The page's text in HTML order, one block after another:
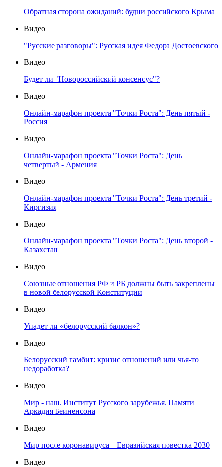
Обратная сторона ожиданий: будни российского Крыма
Видео
"Русские разговоры": Русская идея Федора Достоевского
Видео
Будет ли "Новороссийский консенсус"?
Видео
Онлайн-марафон проекта "Точки Роста": День пятый -
Россия
Видео
Онлайн-марафон проекта "Точки Роста": День
четвертый - Армения
Видео
Онлайн-марафон проекта "Точки Роста": День третий -
Киргизия
Видео
Онлайн-марафон проекта "Точки Роста": День второй -
Казахстан
Видео
Союзные отношения РФ и РБ должны быть закреплены
в новой белорусской Конституции
Видео
Упадет ли «белорусский балкон»?
Видео
Белорусский гамбит: кризис отношений или чья-то
недоработка?
Видео
Мир - наш. Институт Русского зарубежья. Памяти
Аркадия Бейненсона
Видео
Мир после коронавируса – Евразийская повестка 2030
Видео